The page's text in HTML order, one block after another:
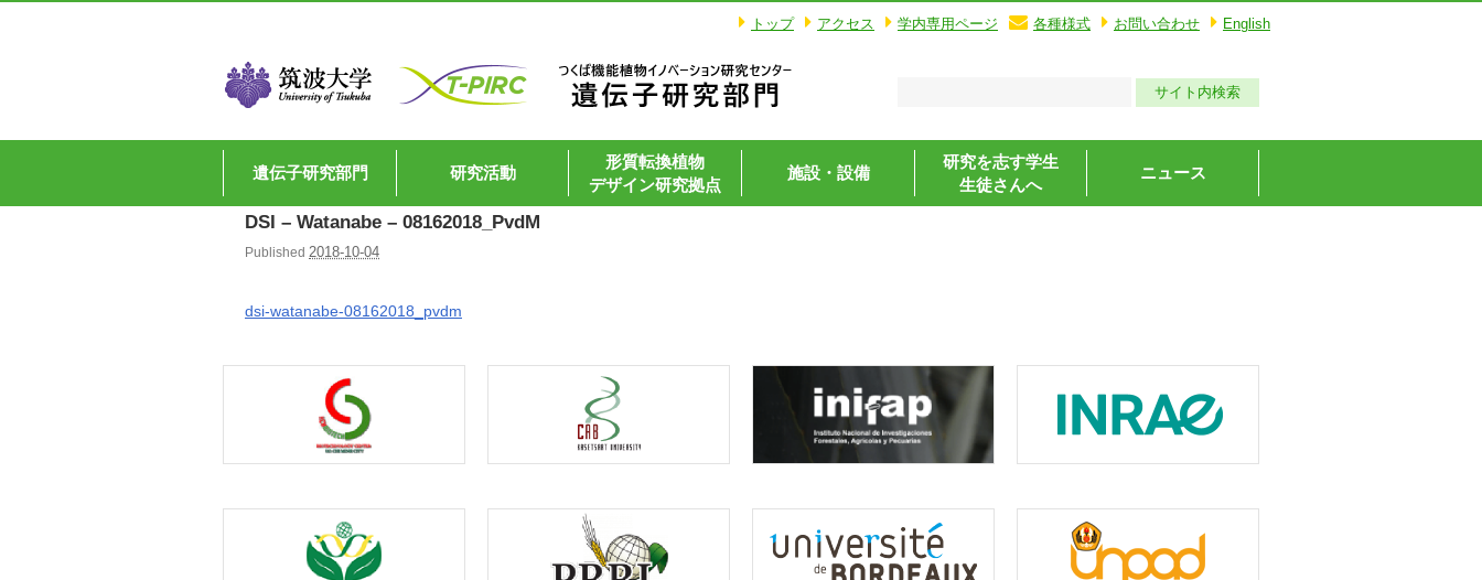
トップ アクセス 学内専用ページ 各種様式 お問い合わせ English
遺伝子研究部門 研究活動
形質転換植物
デザイン研究拠点
施設・設備
研究を志す学生
生徒さんへ
ニュース
DSI – Watanabe – 08162018_PvdM
Published 2018-10-04
dsi-watanabe-08162018_pvdm